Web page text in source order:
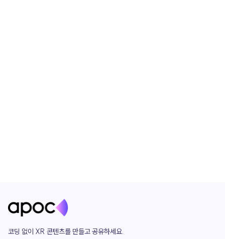
코딩 없이 XR 콘텐츠를 만들고 공유하세요.